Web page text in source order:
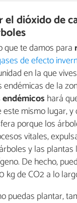
el dióxido de
que te damos para
de efecto
en la que
de la
hará
mismo lugar,
porque los
vitales,
y las
De hecho,
kg de CO2 a lo
puedas plantar,